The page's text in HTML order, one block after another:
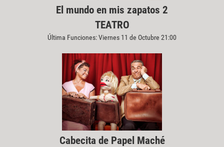
El mundo en mis zapatos 2
TEATRO
Última Funciones: Viernes 11 de Octubre 21:00
Cabecita de Papel Maché